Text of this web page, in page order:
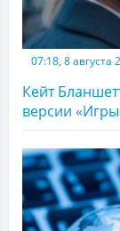
07:18, 8 августа
Кейт
версии